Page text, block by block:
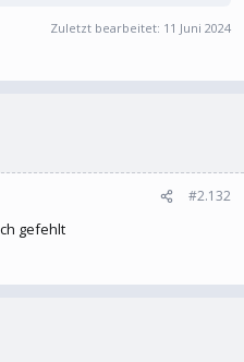
Zuletzt bearbeitet: 11 Juni 2024
#2.132
gefehlt